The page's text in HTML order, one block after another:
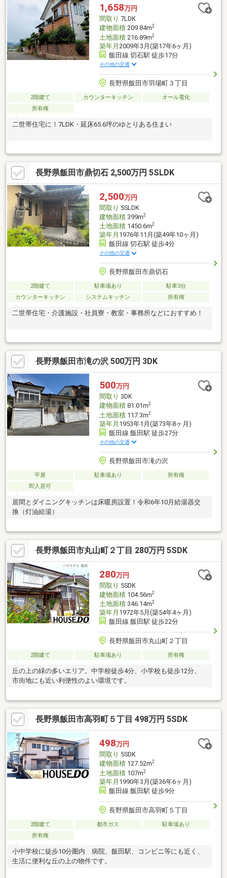
1,658万円
間取り 7LDK
建物面積209.84m2
土地面積216.89m2
築年月 2009年3月(築17年6ヶ月)
飯田線 切石駅 徒歩17分
その他の交通
長野県飯田市羽場町３丁目
2階建て カウンターキッチン
オール電化
所有権
二世帯住宅に！7LDK・延床65.6坪のゆとりある住まい
長野県飯田市鼎切石 2,500万円 5SLDK
2,500万円
間取り 5SLDK
建物面積399m2
土地面積1450.6m2
築年月 1976年11月(築49年10ヶ月)
飯田線 切石駅 徒歩4分
その他の交通
長野県飯田市鼎切石
2階建て 駐車場あり
駐車3台
カウンターキッチン
システムキッチン 所有権
二世帯住宅・介護施設・社員寮・教室・事務所などにおすすめ！
長野県飯田市滝の沢 500万円 3DK
500万円
間取り 3DK
建物面積81.01m2
土地面積117.3m2
築年月 1953年1月(築73年8ヶ月)
飯田線 飯田駅 徒歩27分
その他の交通
長野県飯田市滝の沢
平屋 駐車場あり
所有権
即入居可
居間とダイニングキッチンは床暖房設置！令和6年10月給湯器交
換（灯油給湯）
長野県飯田市丸山町２丁目 280万円 5SDK
280万円
間取り 5SDK
建物面積104.56m2
土地面積346.14m2
築年月 1972年5月(築54年4ヶ月)
飯田線 飯田駅 徒歩22分
長野県飯田市丸山町２丁目
2階建て 駐車場あり 所有権
丘の上の緑の多いエリア。中学校徒歩4分、小学校も徒歩12分、
市街地にも近い利便性のよい環境です。
長野県飯田市高羽町５丁目 498万円 5SDK
498万円
間取り 5SDK
建物面積127.52m2
土地面積107m2
築年月 1990年3月(築36年6ヶ月)
飯田線 飯田駅 徒歩9分
長野県飯田市高羽町５丁目
2階建て 都市ガス
駐車場あり
所有権
小中学校に徒歩10分圏内 病院、飯田駅、コンビニ等にも近く、
生活に便利な丘の上の物件です。